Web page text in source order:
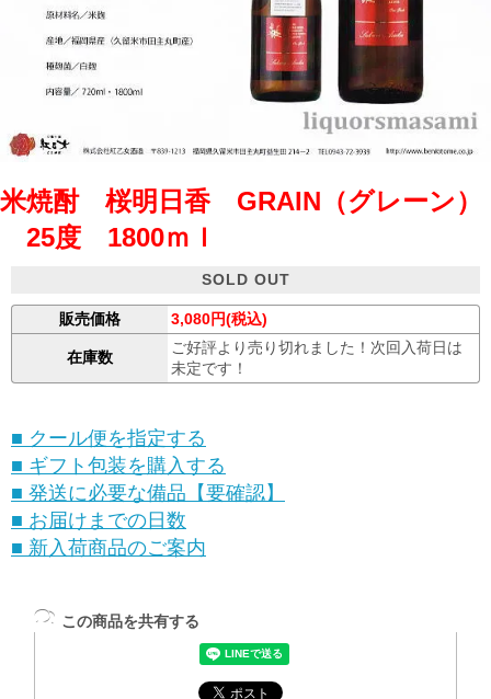
米焼酎 桜明日香 GRAIN（グレーン）
25度 1800ｍｌ
SOLD OUT
販売価格 3,080円(税込)
在庫数
ご好評より売り切れました！次回入荷日は
未定です！
■ クール便を指定する
■ ギフト包装を購入する
■ 発送に必要な備品【要確認】
■ お届けまでの日数
■ 新入荷商品のご案内
この商品を共有する